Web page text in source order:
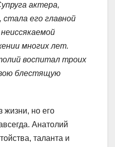
актера,
его главной
многих лет.
воспитал троих
блестящую
жизни, но его
Анатолий
таланта и